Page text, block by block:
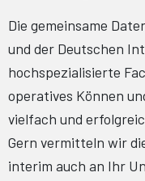
Die gemeinsame
und der Deutschen
hochspezialisierte
operatives Können
vielfach und
Gern vermitteln wir
interim auch an Ihr